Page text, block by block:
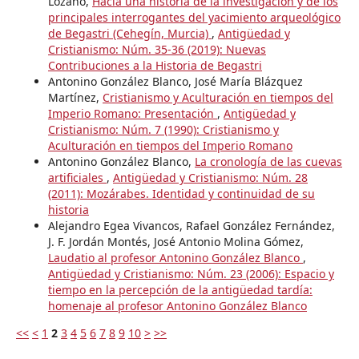
principales interrogantes del yacimiento arqueológico
de Begastri (Cehegín, Murcia) , Antigüedad y
Cristianismo: Núm. 35-36 (2019): Nuevas
Contribuciones a la Historia de Begastri
Antonino González Blanco, José María Blázquez
Martínez, Cristianismo y Aculturación en tiempos del
Imperio Romano: Presentación , Antigüedad y
Cristianismo: Núm. 7 (1990): Cristianismo y
Aculturación en tiempos del Imperio Romano
Antonino González Blanco, La cronología de las cuevas
artificiales , Antigüedad y Cristianismo: Núm. 28
(2011): Mozárabes. Identidad y continuidad de su
historia
Alejandro Egea Vivancos, Rafael González Fernández,
J. F. Jordán Montés, José Antonio Molina Gómez,
Laudatio al profesor Antonino González Blanco ,
Antigüedad y Cristianismo: Núm. 23 (2006): Espacio y
tiempo en la percepción de la antigüedad tardía:
homenaje al profesor Antonino González Blanco
<< < 1 2 3 4 5 6 7 8 9 10 > >>